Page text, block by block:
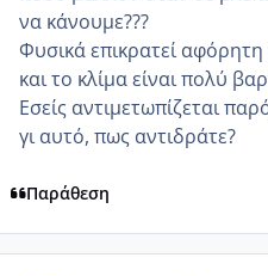
να κάνουμε???
Φυσικά επικρατεί
και το κλίμα είναι πολύ
Εσείς αντιμετωπίζεται
γι αυτό, πως αντιδράτε?
Παράθεση